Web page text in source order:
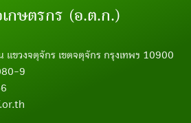
กษตรกร (อ.ต.ก.)
ขวงจตุจักร เขตจตุจักร กรุงเทพฯ 10900
9